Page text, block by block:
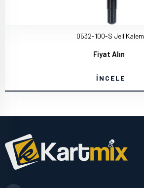
0532-100-S Jell Kalem
Fiyat Alın
İNCELE